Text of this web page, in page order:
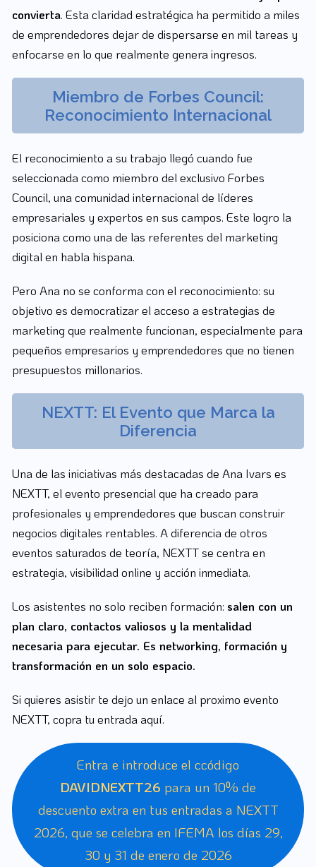
convierta. Esta claridad estratégica ha permitido a miles
de emprendedores dejar de dispersarse en mil tareas y
enfocarse en lo que realmente genera ingresos.
Miembro de Forbes Council:
Reconocimiento Internacional
El reconocimiento a su trabajo llegó cuando fue
seleccionada como miembro del exclusivo Forbes
Council, una comunidad internacional de líderes
empresariales y expertos en sus campos. Este logro la
posiciona como una de las referentes del marketing
digital en habla hispana.
Pero Ana no se conforma con el reconocimiento: su
objetivo es democratizar el acceso a estrategias de
marketing que realmente funcionan, especialmente para
pequeños empresarios y emprendedores que no tienen
presupuestos millonarios.
NEXTT: El Evento que Marca la
Diferencia
Una de las iniciativas más destacadas de Ana Ivars es
NEXTT, el evento presencial que ha creado para
profesionales y emprendedores que buscan construir
negocios digitales rentables. A diferencia de otros
eventos saturados de teoría, NEXTT se centra en
estrategia, visibilidad online y acción inmediata.
Los asistentes no solo reciben formación: salen con un
plan claro, contactos valiosos y la mentalidad
necesaria para ejecutar. Es networking, formación y
transformación en un solo espacio.
Si quieres asistir te dejo un enlace al proximo evento
NEXTT, copra tu entrada aquí.
Entra e introduce el ccódigo
DAVIDNEXTT26 para un 10% de
descuento extra en tus entradas a NEXTT
2026, que se celebra en IFEMA los días 29,
30 y 31 de enero de 2026